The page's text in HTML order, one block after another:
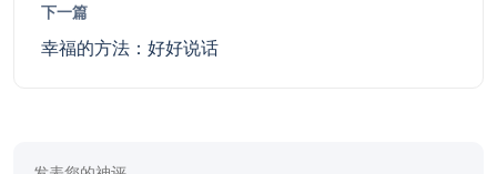
下一篇
幸福的方法：好好说话